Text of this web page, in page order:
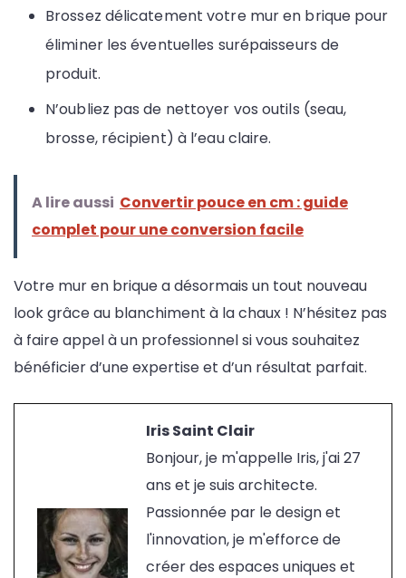
Brossez délicatement votre mur en brique pour
éliminer les éventuelles surépaisseurs de
produit.
N’oubliez pas de nettoyer vos outils (seau,
brosse, récipient) à l’eau claire.
A lire aussi Convertir pouce en cm : guide
complet pour une conversion facile
Votre mur en brique a désormais un tout nouveau
look grâce au blanchiment à la chaux ! N’hésitez pas
à faire appel à un professionnel si vous souhaitez
bénéficier d’une expertise et d’un résultat parfait.
Iris Saint Clair
Bonjour, je m'appelle Iris, j'ai 27
ans et je suis architecte.
Passionnée par le design et
l'innovation, je m'efforce de
créer des espaces uniques et